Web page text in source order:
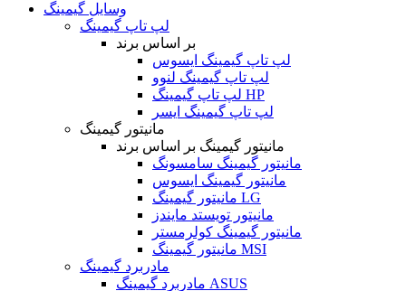
وسایل گیمینگ
لپ تاپ گیمینگ
بر اساس برند
لپ تاپ گیمینگ ایسوس
لپ تاپ گیمینگ لنوو
لپ تاپ گیمینگ HP
لپ تاپ گیمینگ ایسر
مانیتور گیمینگ
مانیتور گیمینگ بر اساس برند
مانیتور گیمینگ سامسونگ
مانیتور گیمینگ ایسوس
مانیتور گیمینگ LG
مانیتور تویستد مایندز
مانیتور گیمینگ کولرمستر
مانیتور گیمینگ MSI
مادربرد گیمینگ
مادربرد گیمینگ ASUS